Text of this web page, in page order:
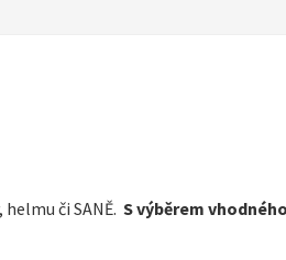
či SANĚ. S výběrem